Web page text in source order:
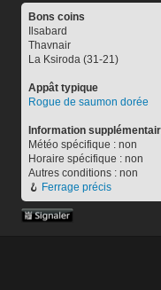
Bons coins
Ilsabard
Thavnair
La Ksiroda (31-21)
Appât typique
Rogue de saumon dorée
Information
Météo spécifique : non
Horaire spécifique : non
Autres conditions : non
🪝 Ferrage précis